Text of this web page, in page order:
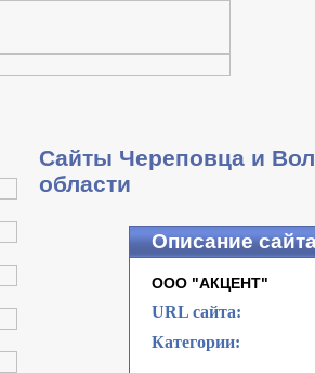
Сайты Череповца и
области
Описание
ООО "АКЦЕНТ"
URL сайта:
Категории: